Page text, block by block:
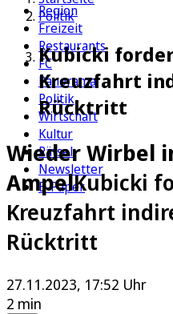
Region
Freizeit
Restaurants
FC
Panorama
Politik
Wirtschaft
Kultur
Rätsel
Newsletter
E-Paper
Politik
Kubicki
Kreuzfahrt
Rücktritt
Wieder Wirbel
AmpelKubicki
Kreuzfahrt
Rücktritt
27.11.2023, 17:52 Uhr
2 min